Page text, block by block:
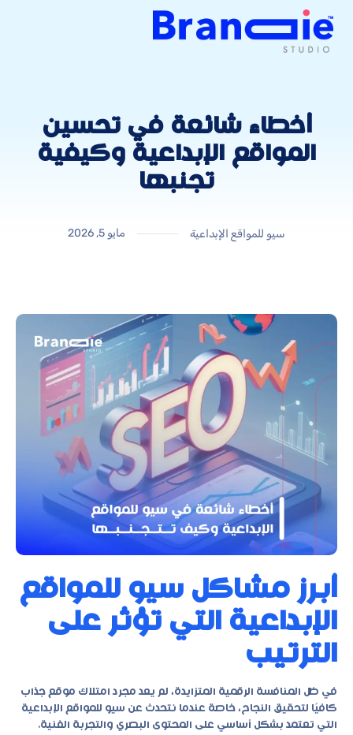
أخطاء شائعة في تحسين
المواقع الإبداعية وكيفية
تجنبها
سيو للمواقع الإبداعية مايو 5, 2026
أبرز مشاكل سيو للمواقع
الإبداعية التي تؤثر على
الترتيب
في ظل المنافسة الرقمية المتزايدة، لم يعد مجرد امتلاك موقع جذاب
كافيًا لتحقيق النجاح، خاصة عندما نتحدث عن سيو للمواقع الإبداعية
التي تعتمد بشكل أساسي على المحتوى البصري والتجربة الفنية.